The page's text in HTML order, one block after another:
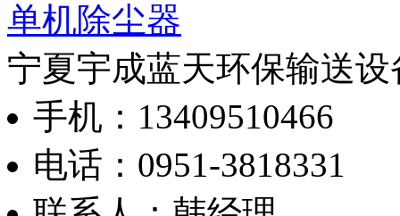
单机除尘器
宁夏宇成蓝天环保输送
手机：13409510466
电话：0951-3818331